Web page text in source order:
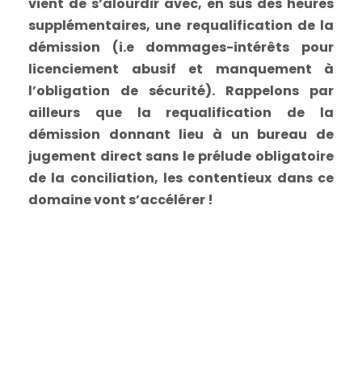
vient de s’alourdir avec, en sus des heures
supplémentaires, une requalification de la
démission (i.e dommages-intérêts pour
licenciement abusif et manquement à
l’obligation de sécurité). Rappelons par
ailleurs que la requalification de la
démission donnant lieu à un bureau de
jugement direct sans le prélude obligatoire
de la conciliation, les contentieux dans ce
domaine vont s’accélérer !